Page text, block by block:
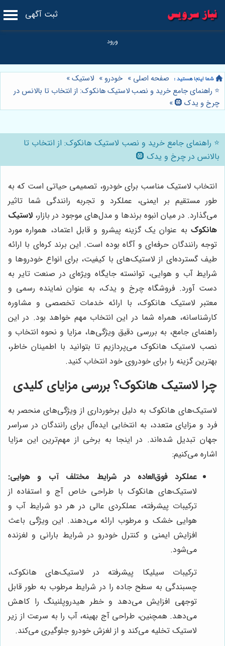
ثبت آگهی
صفحه اصلی » خودرو » لاستیک»
⭐️ راهنمای جامع خرید و نصب لاستیک هانکوک: از انتخاب تا بالانس در
چرخ و یدک 🛞
»
⭐️ راهنمای جامع خرید و نصب لاستیک هانکوک: از انتخاب تا
بالانس در چرخ و یدک 🛞
انتخاب لاستیک مناسب برای خودرو، تصمیمی حیاتی است که به
طور مستقیم بر ایمنی، عملکرد و تجربه رانندگی شما تاثیر
می‌گذارد. در میان انبوه برندها و مدل‌های موجود در بازار، لاستیک
هانکوک به عنوان یک گزینه پیشرو و قابل اعتماد، همواره مورد
توجه رانندگان حرفه‌ای و آگاه بوده است. این برند کره‌ای با ارائه
طیف گسترده‌ای از لاستیک‌های با کیفیت، برای انواع خودروها و
شرایط آب و هوایی، توانسته جایگاه ویژه‌ای در صنعت تایر به
دست آورد. فروشگاه چرخ و یدک، به عنوان نماینده رسمی و
معتبر لاستیک هانکوک، با ارائه خدمات تخصصی و مشاوره
کارشناسانه، همراه شما در این انتخاب مهم خواهد بود. در این
راهنمای جامع، به بررسی دقیق ویژگی‌ها، مزایا و نحوه انتخاب و
نصب لاستیک هانکوک می‌پردازیم تا بتوانید با اطمینان خاطر،
بهترین گزینه را برای خودروی خود انتخاب کنید.
چرا لاستیک هانکوک؟ بررسی مزایای کلیدی
لاستیک‌های هانکوک به دلیل برخورداری از ویژگی‌های منحصر به
فرد و مزایای متعدد، به انتخابی ایده‌آل برای رانندگان در سراسر
جهان تبدیل شده‌اند. در اینجا به برخی از مهم‌ترین این مزایا
اشاره می‌کنیم:
عملکرد فوق‌العاده در شرایط مختلف آب و هوایی:
لاستیک‌های هانکوک با طراحی خاص آج و استفاده از
ترکیبات پیشرفته، عملکردی عالی در هر دو شرایط آب و
هوایی خشک و مرطوب ارائه می‌دهند. این ویژگی باعث
افزایش ایمنی و کنترل خودرو در شرایط بارانی و لغزنده
می‌شود.
ترکیبات سیلیکا پیشرفته در لاستیک‌های هانکوک،
چسبندگی به سطح جاده را در شرایط مرطوب به طور قابل
توجهی افزایش می‌دهد و خطر هیدروپلنینگ را کاهش
می‌دهد. همچنین، طراحی آج بهینه، آب را به سرعت از زیر
لاستیک تخلیه می‌کند و از لغزش خودرو جلوگیری می‌کند.